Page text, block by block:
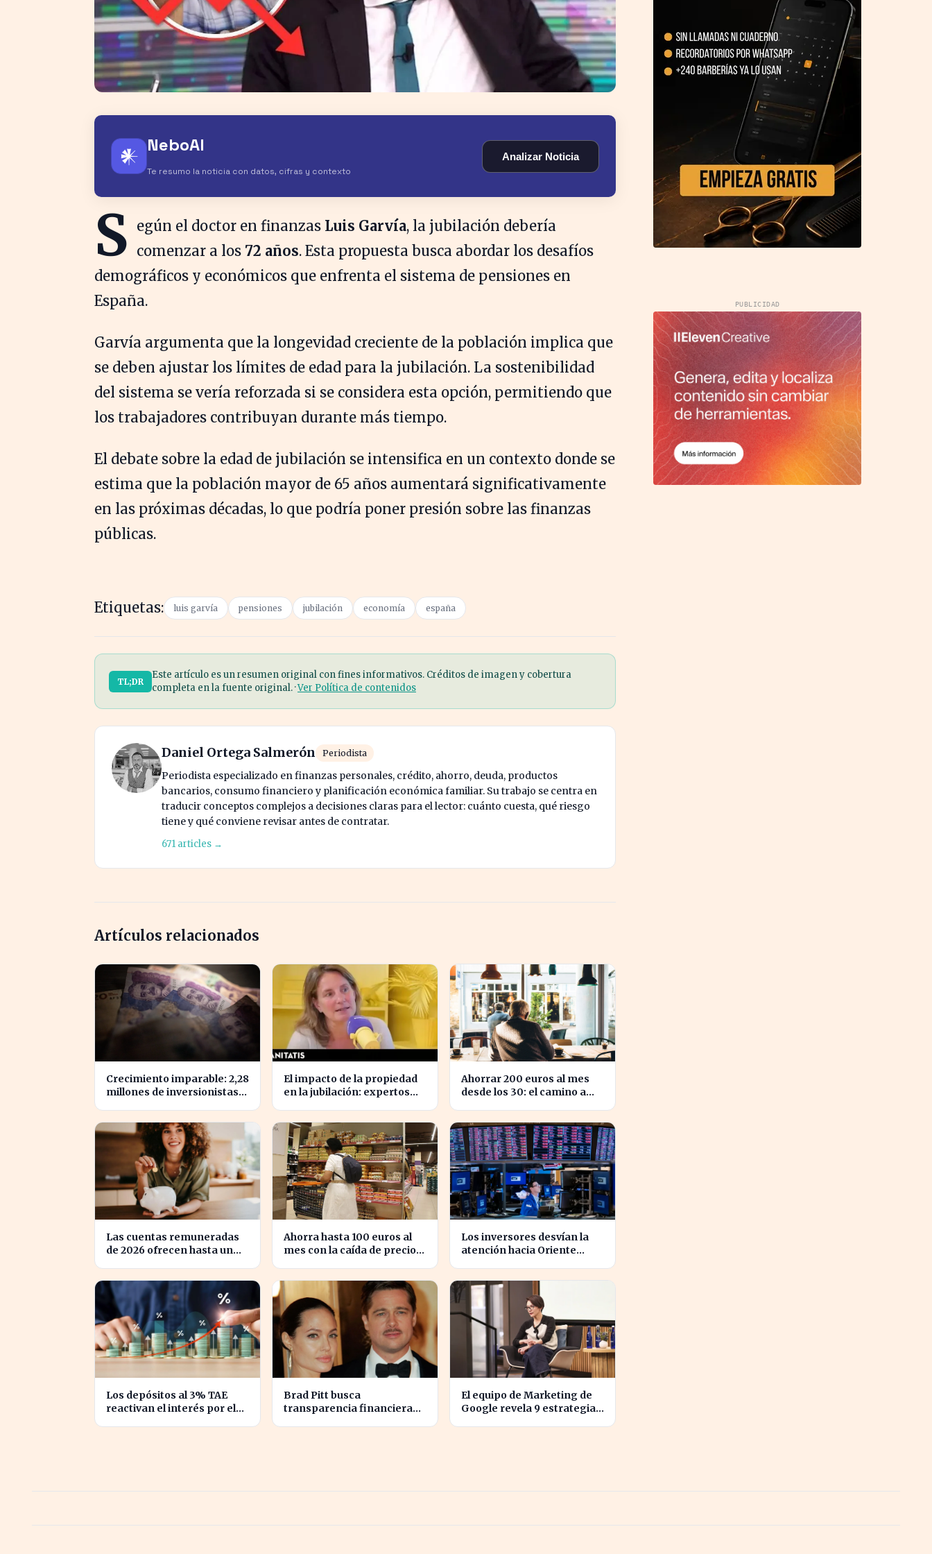
𒀭 NeboAI
Te resumo la noticia con datos, cifras y contexto
Analizar Noticia
S egún el doctor en finanzas Luis Garvía, la jubilación debería
comenzar a los 72 años. Esta propuesta busca abordar los desafíos
demográficos y económicos que enfrenta el sistema de pensiones en
España.
Garvía argumenta que la longevidad creciente de la población implica que
se deben ajustar los límites de edad para la jubilación. La sostenibilidad
del sistema se vería reforzada si se considera esta opción, permitiendo que
los trabajadores contribuyan durante más tiempo.
El debate sobre la edad de jubilación se intensifica en un contexto donde se
estima que la población mayor de 65 años aumentará significativamente
en las próximas décadas, lo que podría poner presión sobre las finanzas
públicas.
Etiquetas: luis garvía pensiones jubilación economía españa
TL;DR
Este artículo es un resumen original con fines informativos. Créditos de imagen y cobertura
completa en la fuente original. ·Ver Política de contenidos
Daniel Ortega Salmerón Periodista
Periodista especializado en finanzas personales, crédito, ahorro, deuda, productos
bancarios, consumo financiero y planificación económica familiar. Su trabajo se centra en
traducir conceptos complejos a decisiones claras para el lector: cuánto cuesta, qué riesgo
tiene y qué conviene revisar antes de contratar.
671 articles →
Artículos relacionados
Crecimiento imparable: 2,28
millones de inversionistas
El impacto de la propiedad
en la jubilación: expertos
Ahorrar 200 euros al mes
desde los 30: el camino a
Las cuentas remuneradas
de 2026 ofrecen hasta un
Ahorra hasta 100 euros al
mes con la caída de precios
Los inversores desvían la
atención hacia Oriente
Los depósitos al 3% TAE
reactivan el interés por el
Brad Pitt busca
transparencia financiera
El equipo de Marketing de
Google revela 9 estrategias
PUBLICIDAD